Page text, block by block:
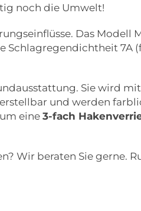
noch die Umwelt!
Das Modell
Schlagregendichtheit 7A
Sie wird
und werden
eine 3-fach
Wir beraten Sie gerne.